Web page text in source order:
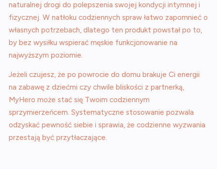
naturalnej drogi do polepszenia swojej kondycji intymnej i
fizycznej. W natłoku codziennych spraw łatwo zapomnieć o
własnych potrzebach, dlatego ten produkt powstał po to,
by bez wysiłku wspierać męskie funkcjonowanie na
najwyższym poziomie.
Jeżeli czujesz, że po powrocie do domu brakuje Ci energii
na zabawę z dziećmi czy chwile bliskości z partnerką,
MyHero może stać się Twoim codziennym
sprzymierzeńcem. Systematyczne stosowanie pozwala
odzyskać pewność siebie i sprawia, że codzienne wyzwania
przestają być przytłaczające.